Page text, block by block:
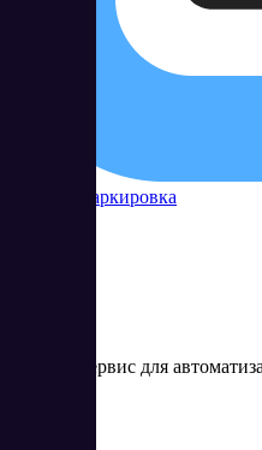
Контур Маркировка
Онлайн-сервис для